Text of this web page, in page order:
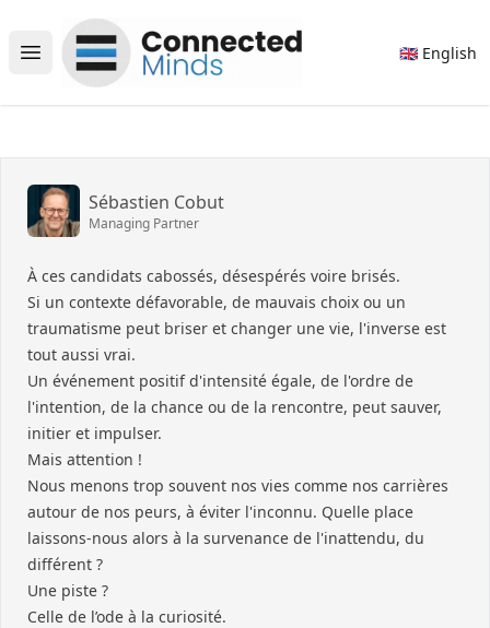
Open main menu
Connected Minds
🇬🇧 English
Sébastien Cobut
Managing Partner
À ces candidats cabossés, désespérés voire brisés.
Si un contexte défavorable, de mauvais choix ou un
traumatisme peut briser et changer une vie, l'inverse est
tout aussi vrai.
Un événement positif d'intensité égale, de l'ordre de
l'intention, de la chance ou de la rencontre, peut sauver,
initier et impulser.
Mais attention !
Nous menons trop souvent nos vies comme nos carrières
autour de nos peurs, à éviter l'inconnu. Quelle place
laissons-nous alors à la survenance de l'inattendu, du
différent ?
Une piste ?
Celle de l’ode à la curiosité.